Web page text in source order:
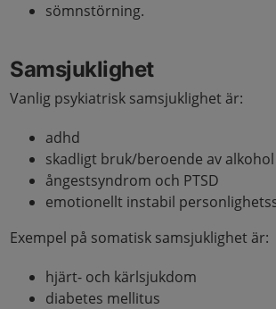
sömnstörning.
Samsjuklighet
Vanlig psykiatrisk samsjuklighet är:
adhd
skadligt bruk/beroende av
ångestsyndrom och PTSD
emotionellt instabil
Exempel på somatisk samsjuklighet är:
hjärt- och kärlsjukdom
diabetes mellitus